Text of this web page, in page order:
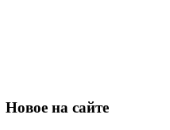
Новое на сайте